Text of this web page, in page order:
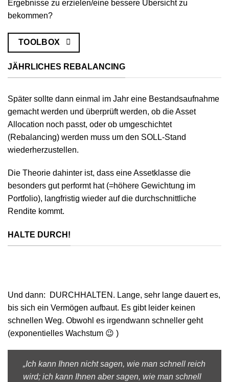
Ergebnisse zu erzielen/eine bessere Übersicht zu
bekommen?
TOOLBOX
JÄHRLICHES REBALANCING
Später sollte dann einmal im Jahr eine Bestandsaufnahme
gemacht werden und überprüft werden, ob die Asset
Allocation noch passt, oder ob umgeschichtet
(Rebalancing) werden muss um den SOLL-Stand
wiederherzustellen.
Die Theorie dahinter ist, dass eine Assetklasse die
besonders gut performt hat (=höhere Gewichtung im
Portfolio), langfristig wieder auf die durchschnittliche
Rendite kommt.
HALTE DURCH!
Und dann: DURCHHALTEN. Lange, sehr lange dauert es,
bis sich ein Vermögen aufbaut. Es gibt leider keinen
schnellen Weg. Obwohl es irgendwann schneller geht
(exponentielles Wachstum 😉 )
„Ich kann Ihnen nicht sagen, wie man schnell reich
wird; ich kann Ihnen aber sagen, wie man schnell